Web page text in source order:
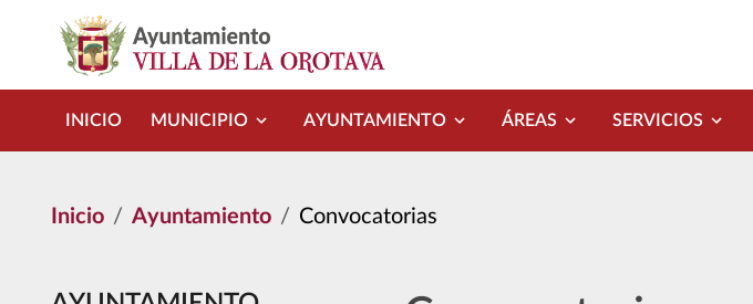
INICIO MUNICIPIO AYUNTAMIENTO ÁREAS SERVICIOS
Inicio Ayuntamiento Convocatorias